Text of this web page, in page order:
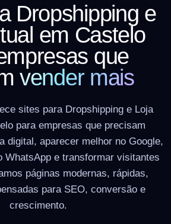
Dropshipping e
em Castelo
que
vender mais
sites para Dropshipping e Loja
para empresas que precisam
digital, aparecer melhor no Google,
WhatsApp e transformar visitantes
páginas modernas, rápidas,
para SEO, conversão e
crescimento.